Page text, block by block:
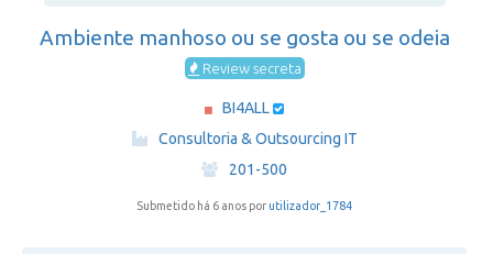
Ambiente manhoso ou se gosta ou se odeia
Review secreta
BI4ALL
·
Consultoria & Outsourcing IT
·
201-500
Submetido há 6 anos por utilizador_1784